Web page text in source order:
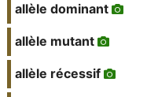
allèle dominant
allèle mutant
allèle récessif